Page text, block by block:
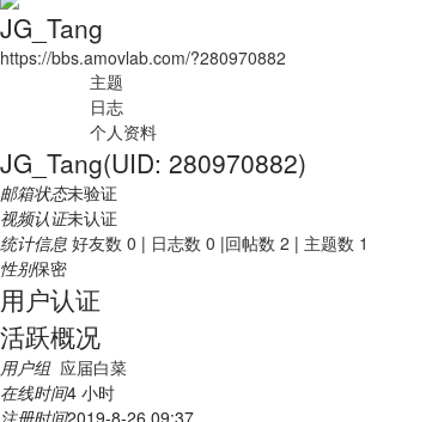
JG_Tang
https://bbs.amovlab.com/?280970882
主题
日志
个人资料
JG_Tang(UID: 280970882)
邮箱状态未验证
视频认证未认证
统计信息 好友数 0 | 日志数 0 |回帖数 2 | 主题数 1
性别保密
用户认证
活跃概况
用户组 应届白菜
在线时间4 小时
注册时间2019-8-26 09:37